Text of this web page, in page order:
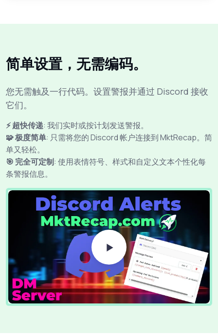
简单设置，无需编码。
您无需触及一行代码。设置警报并通过 Discord 接收
它们。
⚡ 超快传递: 我们实时或按计划发送警报。
🧩 极度简单: 只需将您的 Discord 帐户连接到 MktRecap。简
单又轻松。
🎯 完全可定制: 使用表情符号、样式和自定义文本个性化每
条警报信息。